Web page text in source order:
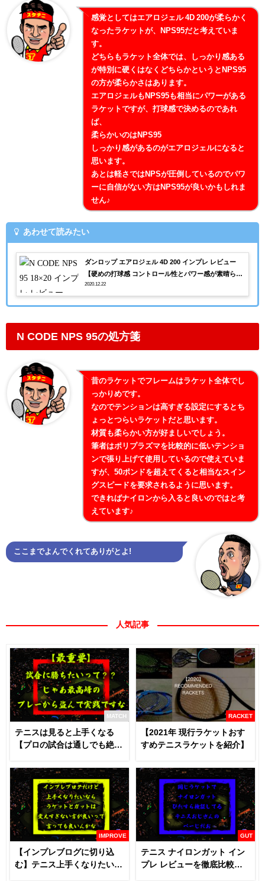
感覚としてはエアロジェル 4D 200が柔らかく
なったラケットが、NPS95だと考えていま
す。
どちらもラケット全体では、しっかり感ある
が特別に硬くはなくどちらかというとNPS95
の方が柔らかさはあります。
エアロジェルもNPS95も相当にパワーがある
ラケットですが、打球感で決めるのであれ
ば、
柔らかいのはNPS95
しっかり感があるのがエアロジェルになると
思います。
あとは軽さではNPSが圧倒しているのでパワ
ーに自信がない方はNPS95が良いかもしれま
せん♪
あわせて読みたい
ダンロップ エアロジェル 4D 200 インプレ レビュー
【硬めの打球感 コントロール性とパワー感が素晴らし
いダンロップラケット】
2020.12.22
N CODE NPS 95の処方箋
昔のラケットでフレームはラケット全体でし
っかりめです。
なのでテンションは高すぎる設定にするとち
ょっとつらいラケットだと思います。
材質も柔らかい方が好ましいでしょう。
筆者はポリプラズマを比較的に低いテンショ
ンで張り上げて使用しているので使えていま
すが、50ポンドを超えてくると相当なスイン
グスピードを要求されるように思います。
できればナイロンから入ると良いのではと考
えています♪
ここまでよんでくれてありがとよ!
人気記事
MATCH
テニスは見ると上手くなる
【プロの試合は通しでも絶対
RACKET
【2021年 現行ラケットおす
すめテニスラケットを紹介】
IMPROVE
【インプレブログに切り込
む】テニス上手くなりたいな
GUT
テニス ナイロンガット イン
プレ レビューを徹底比較